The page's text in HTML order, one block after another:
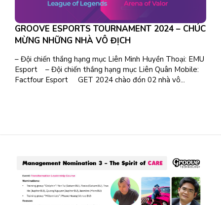
GROOVE ESPORTS TOURNAMENT 2024 – CHÚC
MỪNG NHỮNG NHÀ VÔ ĐỊCH
– Đội chiến thắng hạng mục Liên Minh Huyền Thoại: EMU
Esport – Đội chiến thắng hạng mục Liên Quân Mobile:
Factfour Esport GET 2024 chào đón 02 nhà vô...